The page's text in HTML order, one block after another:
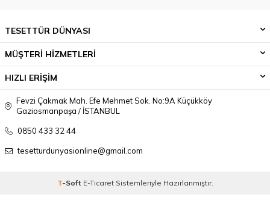
TESETTÜR DÜNYASI
MÜŞTERİ HİZMETLERİ
HIZLI ERİŞİM
Fevzi Çakmak Mah. Efe Mehmet Sok. No:9A Küçükköy
Gaziosmanpaşa / İSTANBUL
0850 433 32 44
tesetturdunyasionline@gmail.com
T-Soft E-TicaretSistemleriyle Hazırlanmıştır.